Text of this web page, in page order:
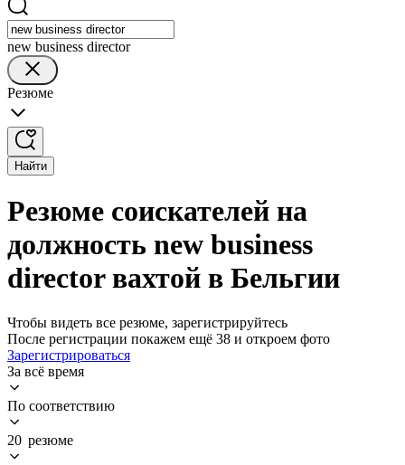
new business director
Резюме
Найти
Резюме соискателей на
должность new business
director вахтой в Бельгии
Чтобы видеть все резюме, зарегистрируйтесь
После регистрации покажем ещё 38 и откроем фото
Зарегистрироваться
За всё время
По соответствию
20 резюме